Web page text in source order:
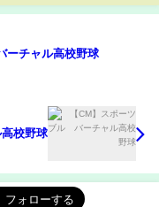
ーチャル高校野球
校野球